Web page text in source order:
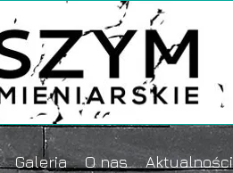
Galeria O nas Aktualności